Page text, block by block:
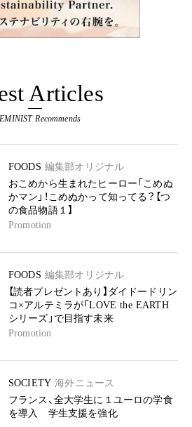
Articles
Recommends
FOODS 編集部オリジナル
おこめから生まれたヒーロー「こめぬ
かマン」！こめぬかって知ってる？【つ
の食品物語１】
Promotion
FOODS 編集部オリジナル
【読者プレゼントあり】ダイドードリン
コ×アルテミラが「LOVE the EARTH
シリーズ」で目指す未来
Promotion
SOCIETY 海外ニュース
フランス、全大学生に１ユーロの学食
を導入 学生支援を強化